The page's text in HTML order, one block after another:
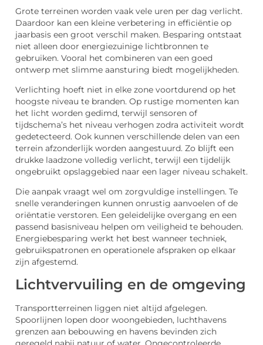
Grote terreinen worden vaak vele uren per dag verlicht.
Daardoor kan een kleine verbetering in efficiëntie op
jaarbasis een groot verschil maken. Besparing ontstaat
niet alleen door energiezuinige lichtbronnen te
gebruiken. Vooral het combineren van een goed
ontwerp met slimme aansturing biedt mogelijkheden.
Verlichting hoeft niet in elke zone voortdurend op het
hoogste niveau te branden. Op rustige momenten kan
het licht worden gedimd, terwijl sensoren of
tijdschema’s het niveau verhogen zodra activiteit wordt
gedetecteerd. Ook kunnen verschillende delen van een
terrein afzonderlijk worden aangestuurd. Zo blijft een
drukke laadzone volledig verlicht, terwijl een tijdelijk
ongebruikt opslaggebied naar een lager niveau schakelt.
Die aanpak vraagt wel om zorgvuldige instellingen. Te
snelle veranderingen kunnen onrustig aanvoelen of de
oriëntatie verstoren. Een geleidelijke overgang en een
passend basisniveau helpen om veiligheid te behouden.
Energiebesparing werkt het best wanneer techniek,
gebruikspatronen en operationele afspraken op elkaar
zijn afgestemd.
Lichtvervuiling en de omgeving
Transportterreinen liggen niet altijd afgelegen.
Spoorlijnen lopen door woongebieden, luchthavens
grenzen aan bebouwing en havens bevinden zich
geregeld nabij natuur of water. Ongecontroleerde